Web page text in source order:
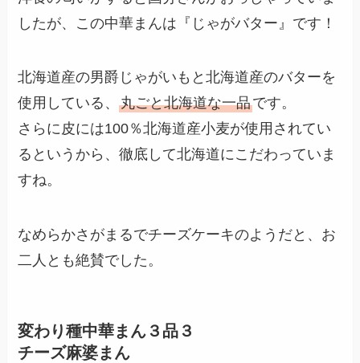
したが、この中華まんは『じゃがバター』です！
北海道産の男爵じゃがいもと北海道産のバターを
使用している、丸ごと北海道な一品です。
さらに皮には100％北海道産小麦が使用されてい
るというから、徹底して北海道にこだわっていま
すね。
なめらかさがまるでチーズケーキのようだと、お
二人とも絶賛でした。
変わり種中華まん３品３
チーズ麻婆まん